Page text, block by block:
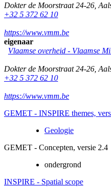
Dokter de Moorstraat 24-26
+32 5 372 62 10
https://www.vmm.be
eigenaar
Vlaamse overheid - Vlaamse
Dokter de Moorstraat 24-26
+32 5 372 62 10
https://www.vmm.be
GEMET - INSPIRE themes,
Geologie
GEMET - Concepten, versie 2.4
ondergrond
INSPIRE - Spatial scope